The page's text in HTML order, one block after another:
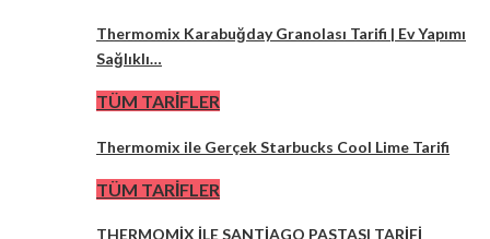
Thermomix Karabuğday Granolası Tarifi | Ev Yapımı
Sağlıklı…
TÜM TARİFLER
Thermomix ile Gerçek Starbucks Cool Lime Tarifi
TÜM TARİFLER
THERMOMİX İLE SANTİAGO PASTASI TARİFİ